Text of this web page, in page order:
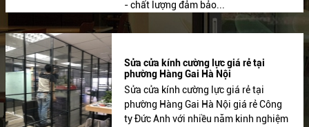
- chất lượng đảm bảo...
Sửa cửa kính cường lực giá rẻ tại
phường Hàng Gai Hà Nội
Sửa cửa kính cường lực giá rẻ tại
phường Hàng Gai Hà Nội giá rẻ Công
ty Đức Anh với nhiều năm kinh nghiệm